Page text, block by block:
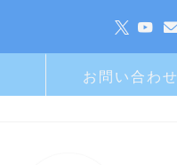
お問い合わせ